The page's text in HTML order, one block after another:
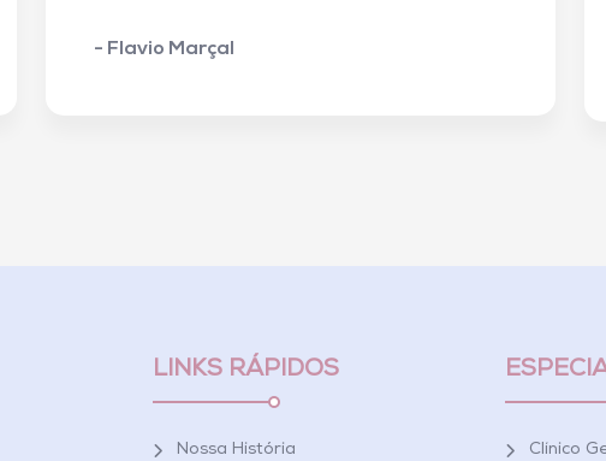
- Flavio Marçal
LINKS RÁPIDOS
Nossa História Clínico